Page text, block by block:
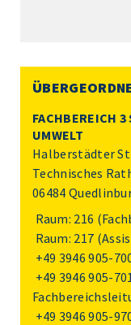
FACHBEREICH
UMWELT
Halberstädter
Technisches
06484
Raum: 216
Raum: 217
+49 3946 905-
+49 3946 905-
+49 3946 905-